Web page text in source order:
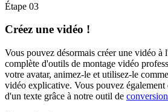
Étape 03
Créez une vidéo !
Vous pouvez désormais créer une vidéo à
complète d'outils de montage vidéo
votre avatar, animez-le et utilisez-le
vidéo explicative. Vous pouvez
d'un texte grâce à notre outil de